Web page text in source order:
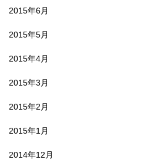
2015年6月
2015年5月
2015年4月
2015年3月
2015年2月
2015年1月
2014年12月